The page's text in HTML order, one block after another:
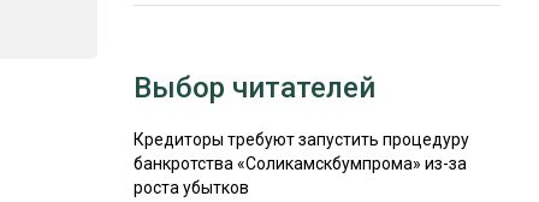
Выбор читателей
Кредиторы требуют запустить процедуру
банкротства «Соликамскбумпрома» из-за
роста убытков